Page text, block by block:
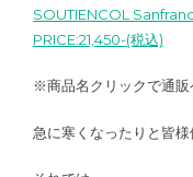
SOUTIENCOL
PRICE:21,450-(税込)
※商品名クリックで通販
急に寒くなったりと皆